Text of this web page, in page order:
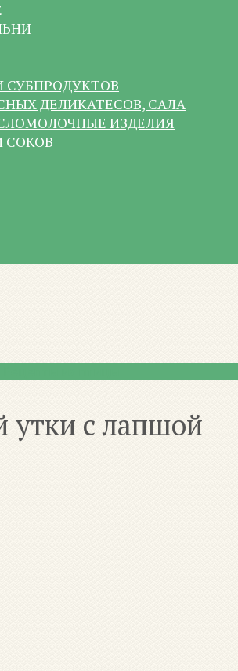
СУБПРОДУКТОВ
ДЕЛИКАТЕСОВ, САЛА
ИЗДЕЛИЯ
СОКОВ
утки с лапшой